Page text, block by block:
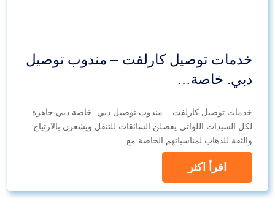
خدمات توصيل كارلفت – مندوب توصيل
دبي. خاصة…
خدمات توصيل كارلفت – مندوب توصيل دبي. خاصة دبي جاهزة
لكل السيدات اللواتي يفضلن السائقات للتنقل ويشعرن بالارتياح
والثقة للذهاب لمناسباتهم الخاصة مع…
اقرأ اكثر